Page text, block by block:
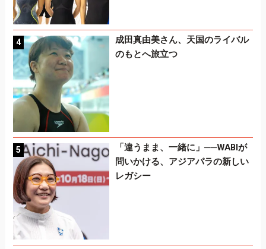
成田真由美さん、天国のライバル
のもとへ旅立つ
「違うまま、一緒に」──WABIが
問いかける、アジアパラの新しい
レガシー